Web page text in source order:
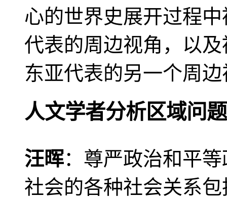
心的世界史展开过程
代表的周边视角，以
东亚代表的另一个周
人文学者分析区域问题
汪晖：尊严政治和平
社会的各种社会关系